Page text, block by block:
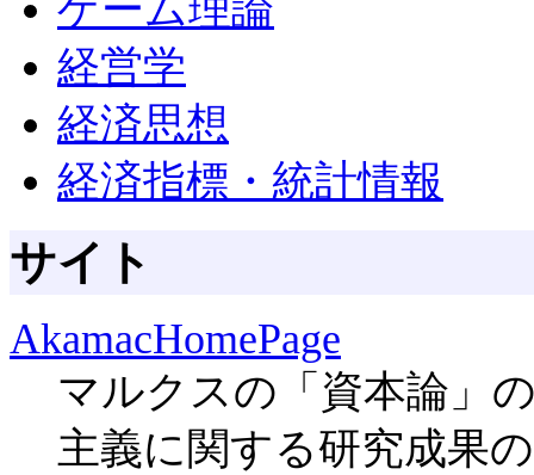
ゲーム理論
経営学
経済思想
経済指標・統計情報
サイト
AkamacHomePage
マルクスの「資本論」
主義に関する研究成果